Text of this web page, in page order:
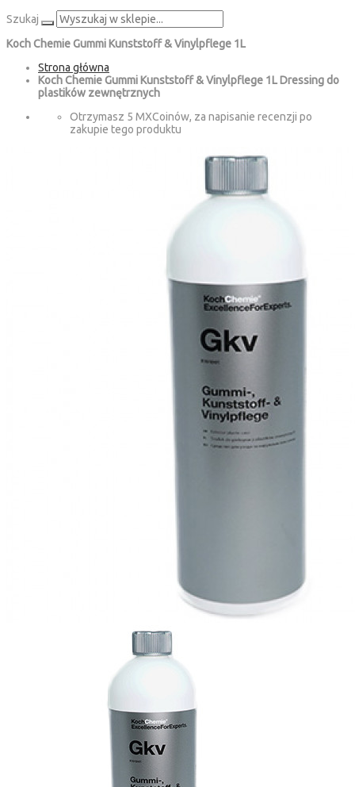
Szukaj
Koch Chemie Gummi Kunststoff & Vinylpflege 1L
Strona główna
Koch Chemie Gummi Kunststoff & Vinylpflege 1L Dressing do
plastików zewnętrznych
Otrzymasz 5 MXCoinów, za napisanie recenzji po
zakupie tego produktu